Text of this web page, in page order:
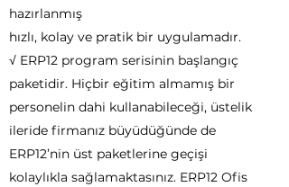
hazırlanmış
hızlı, kolay ve pratik bir uygulamadır.
√ ERP12 program serisinin başlangıç
paketidir. Hiçbir eğitim almamış bir
personelin dahi kullanabileceği, üstelik
ileride firmanız büyüdüğünde de
ERP12’nin üst paketlerine geçişi
kolaylıkla sağlamaktasınız. ERP12 Ofis